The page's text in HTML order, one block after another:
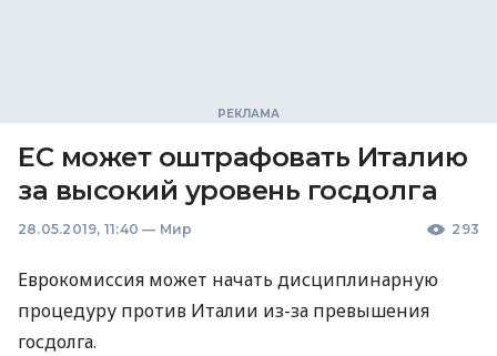
ЕС может оштрафовать Италию
за высокий уровень госдолга
28.05.2019, 11:40 — Мир 293
Еврокомиссия может начать дисциплинарную
процедуру против Италии из-за превышения
госдолга.